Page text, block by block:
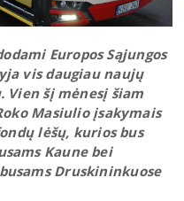
Europos Sąjungos
vis daugiau naujų
šį mėnesį šiam
Masiulio įsakymais
lėšų, kurios bus
Kaune bei
Druskininkuose